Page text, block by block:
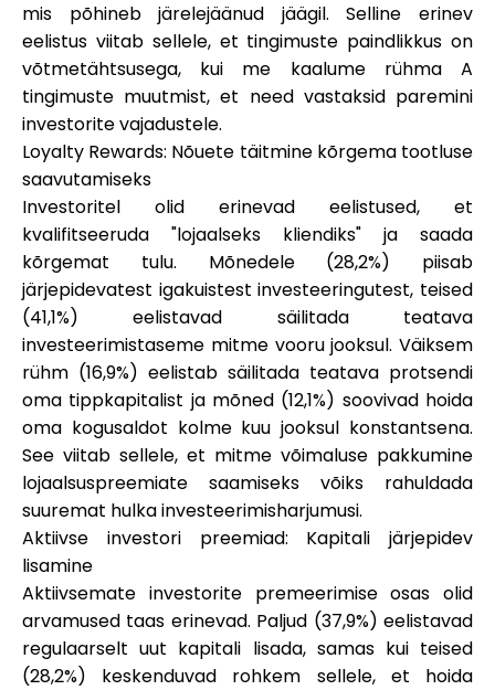
ask@scrambleup.com
+372 712 2955
mis põhineb järelejäänud jäägil. Selline erinev
eelistus viitab sellele, et tingimuste paindlikkus on
võtmetähtsusega, kui me kaalume rühma A
tingimuste muutmist, et need vastaksid paremini
investorite vajadustele.
Loyalty Rewards: Nõuete täitmine kõrgema tootluse
saavutamiseks
Investoritel olid erinevad eelistused, et
kvalifitseeruda "lojaalseks kliendiks" ja saada
kõrgemat tulu. Mõnedele (28,2%) piisab
järjepidevatest igakuistest investeeringutest, teised
(41,1%) eelistavad säilitada teatava
investeerimistaseme mitme vooru jooksul. Väiksem
rühm (16,9%) eelistab säilitada teatava protsendi
oma tippkapitalist ja mõned (12,1%) soovivad hoida
oma kogusaldot kolme kuu jooksul konstantsena.
See viitab sellele, et mitme võimaluse pakkumine
lojaalsuspreemiate saamiseks võiks rahuldada
suuremat hulka investeerimisharjumusi.
Aktiivse investori preemiad: Kapitali järjepidev
lisamine
Aktiivsemate investorite premeerimise osas olid
arvamused taas erinevad. Paljud (37,9%) eelistavad
regulaarselt uut kapitali lisada, samas kui teised
(28,2%) keskenduvad rohkem sellele, et hoida